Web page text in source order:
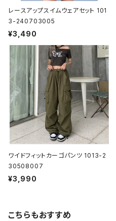
レースアップスイムウェアセット 101
3-240703005
¥3,490
ワイドフィットカーゴパンツ 1013-2
30508007
¥3,990
こちらもおすすめ